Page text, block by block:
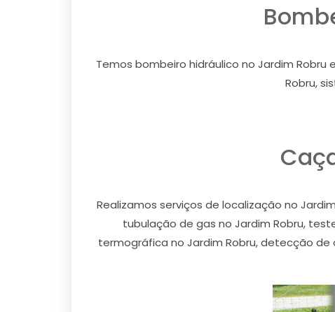
Temos bombeiro hidráulico no Jardim
Robru,
Realizamos serviços de localização no
tubulação de gas no Jardim Robru,
termográfica no Jardim Robru, detecção